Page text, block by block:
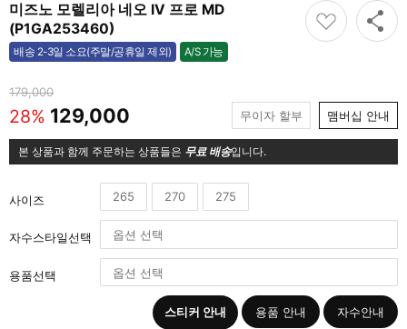
미즈노 모렐리아 네오 IV 프로 MD
(P1GA253460)
배송 2-3일 소요(주말/공휴일 제외) A/S 가능
가능
179,000
28% 129,000 무이자 할부 맴버십 안내
본 상품과 함께 주문하는 상품들은 무료 배송입니다.
사이즈 265 270 275
자수스타일선택
용품선택
스티커 안내 용품 안내 자수안내